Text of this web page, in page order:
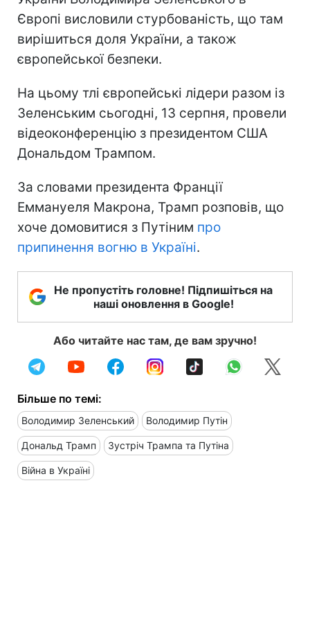
Європі висловили стурбованість, що там
вирішиться доля України, а також
європейської безпеки.
На цьому тлі європейські лідери разом із
Зеленським сьогодні, 13 серпня, провели
відеоконференцію з президентом США
Дональдом Трампом.
За словами президента Франції
Еммануеля Макрона, Трамп розповів, що
хоче домовитися з Путіним про
припинення вогню в Україні.
Не пропустіть головне! Підпишіться на
наші оновлення в Google!
Або читайте нас там, де вам зручно!
Більше по темі:
Володимир Зеленський Володимир Путін
Дональд Трамп Зустріч Трампа та Путіна
Війна в Україні